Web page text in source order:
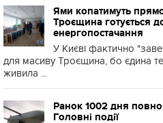
Ями копатимуть
Троєщина готується
енергопостачання
У Києві фактично
для масиву Троєщина, бо єдина
живила ...
Ранок 1002 дня
Головні події